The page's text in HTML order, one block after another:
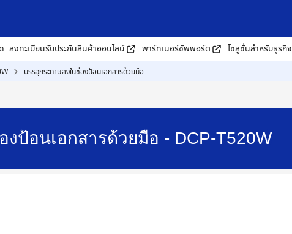
ลงทะเบียนรับประกันสินค้าออนไลน์ พาร์ทเนอร์ซัพพอร์ต โซลูชั่นสำหรับธุรกิจ
บรรจุกระดาษลงในช่องป้อนเอกสารด้วยมือ
ป้อนเอกสารด้วยมือ - DCP-T520W